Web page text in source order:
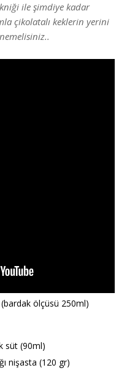
ile şimdiye kadar
çikolatalı keklerin yerini
ölçüsü 250ml)
süt (90ml)
nişasta (120 gr)